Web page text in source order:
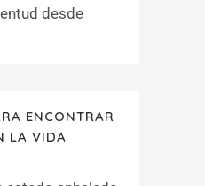
desde
ENCONTRAR
LA VIDA